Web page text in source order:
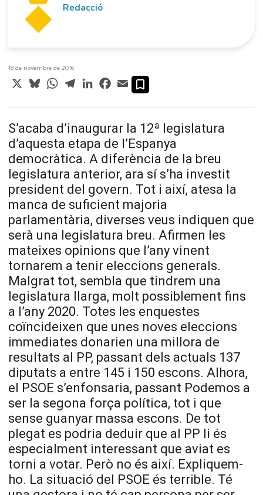
Redacció
18 de novembre de 2016
X BlueskyWhatsApp
TelegramLinkedInFacebook
Email
S’acaba d’inaugurar la 12ª legislatura
d’aquesta etapa de l’Espanya
democràtica. A diferència de la breu
legislatura anterior, ara sí s’ha investit
president del govern. Tot i així, atesa la
manca de suficient majoria
parlamentària, diverses veus indiquen que
serà una legislatura breu. Afirmen les
mateixes opinions que l’any vinent
tornarem a tenir eleccions generals.
Malgrat tot, sembla que tindrem una
legislatura llarga, molt possiblement fins
a l’any 2020. Totes les enquestes
coïncideixen que unes noves eleccions
immediates donarien una millora de
resultats al PP, passant dels actuals 137
diputats a entre 145 i 150 escons. Alhora,
el PSOE s’enfonsaria, passant Podemos a
ser la segona força política, tot i que
sense guanyar massa escons. De tot
plegat es podria deduir que al PP li és
especialment interessant que aviat es
torni a votar. Però no és així. Expliquem-
ho. La situació del PSOE és terrible. Té